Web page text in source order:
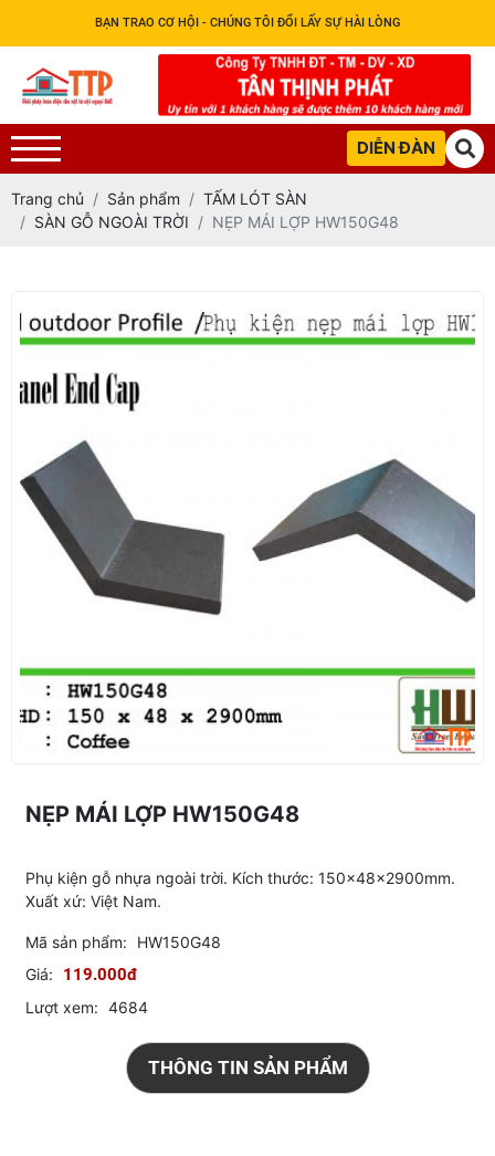
BẠN TRAO CƠ HỘI - CHÚNG TÔI ĐỔI LẤY SỰ HÀI LÒNG
DIỄN ĐÀN
Trang chủ Sản phẩm
TẤM LÓT SÀN
SÀN GỖ NGOÀI TRỜI
NẸP MÁI LỢP HW150G48
NẸP MÁI LỢP HW150G48
Phụ kiện gỗ nhựa ngoài trời. Kích thước: 150x48x2900mm.
Xuất xứ: Việt Nam.
Mã sản phẩm:
HW150G48
Giá:
119.000đ
Lượt xem: 4684
THÔNG TIN SẢN PHẨM